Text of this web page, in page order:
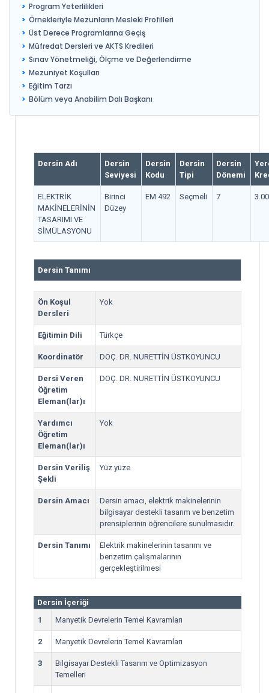
Program Yeterlilikleri
Örnekleriyle Mezunların Mesleki Profilleri
Üst Derece Programlarına Geçiş
Müfredat Dersleri ve AKTS Kredileri
Sınav Yönetmeliği, Ölçme ve Değerlendirme
Mezuniyet Koşulları
Eğitim Tarzı
Bölüm veya Anabilim Dalı Başkanı
Dersin Adı
Dersin
Seviyesi
Dersin
Kodu
Dersin
Tipi
Dersin
Dönemi
ELEKTRİK
MAKİNELERİNİN
TASARIMI VE
SİMÜLASYONU
Birinci
Düzey
EM 492 Seçmeli 7 3.00
Dersin Tanımı
Ön Koşul
Dersleri
Yok
Eğitimin Dili Türkçe
Koordinatör DOÇ. DR. NURETTİN ÜSTKOYUNCU
Dersi Veren
Öğretim
Eleman(lar)ı
DOÇ. DR. NURETTİN ÜSTKOYUNCU
Yardımcı
Öğretim
Eleman(lar)ı
Yok
Dersin Veriliş
Şekli
Yüz yüze
Dersin Amacı
Dersin amacı, elektrik makinelerinin
bilgisayar destekli tasarım ve benzetim
prensiplerinin öğrencilere sunulmasıdır.
Dersin Tanımı
Elektrik makinelerinin tasarımı ve
benzetim çalışmalarının
gerçekleştirilmesi
Dersin İçeriği
1
Manyetik Devrelerin Temel Kavramları
2 Manyetik Devrelerin Temel Kavramları
3
Bilgisayar Destekli Tasarım ve Optimizasyon
Temelleri